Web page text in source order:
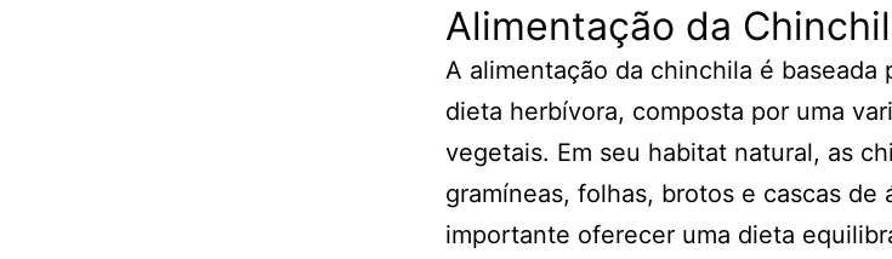
Alimentação da
A alimentação da chinchila é baseada
dieta herbívora, composta por uma
vegetais. Em seu habitat natural, as
gramíneas, folhas, brotos e cascas de
importante oferecer uma dieta